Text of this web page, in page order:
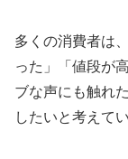
多くの消費者は
った」「値段が
ブな声にも触れ
したいと考えて